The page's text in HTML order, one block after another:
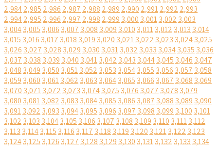
2,9842,985 2,986 2,987 2,988 2,989 2,990 2,9912,992 2,993
2,9942,995 2,996 2,997 2,998 2,999 3,000 3,0013,002 3,003
3,0043,005 3,006 3,007 3,008 3,009 3,010 3,0113,012 3,013 3,014
3,015 3,016 3,017 3,018 3,019 3,020 3,0213,022 3,023 3,0243,025
3,026 3,027 3,028 3,029 3,030 3,0313,032 3,033 3,0343,035 3,036
3,037 3,038 3,039 3,040 3,0413,042 3,043 3,0443,045 3,046 3,047
3,048 3,049 3,050 3,0513,052 3,053 3,0543,055 3,056 3,057 3,058
3,059 3,060 3,0613,062 3,063 3,0643,065 3,066 3,067 3,068 3,069
3,070 3,0713,072 3,073 3,0743,075 3,076 3,077 3,078 3,079
3,080 3,0813,082 3,083 3,0843,085 3,086 3,087 3,088 3,089 3,090
3,0913,092 3,093 3,0943,095 3,096 3,097 3,098 3,099 3,100 3,101
3,102 3,103 3,1043,105 3,106 3,107 3,108 3,109 3,110 3,1113,112
3,113 3,1143,115 3,116 3,117 3,118 3,119 3,120 3,1213,122 3,123
3,1243,125 3,126 3,127 3,128 3,129 3,130 3,1313,132 3,133 3,134